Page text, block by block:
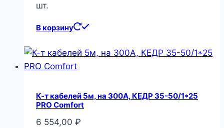
шт.
В корзину
К-т кабелей 5м, на 300А, КЕДР 35-50/1*25
PRO Comfort
6 554,00 ₽